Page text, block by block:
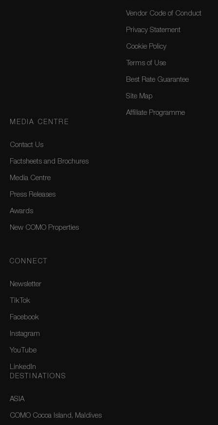
Vendor Code of Conduct
Privacy Statement
Cookie Policy
Terms of Use
Best Rate Guarantee
Site Map
Affiliate Programme
MEDIA CENTRE
Contact Us
Factsheets and Brochures
Media Centre
Press Releases
Awards
New COMO Properties
CONNECT
Newsletter
TikTok
Facebook
Instagram
YouTube
LinkedIn
DESTINATIONS
ASIA
COMO Cocoa Island, Maldives